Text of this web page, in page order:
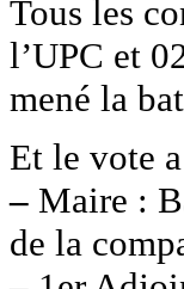
Tous les
l’UPC et
mené la
Et le vote
– Maire :
de la